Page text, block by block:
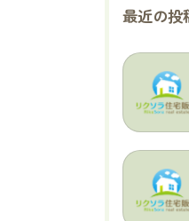
最近の投